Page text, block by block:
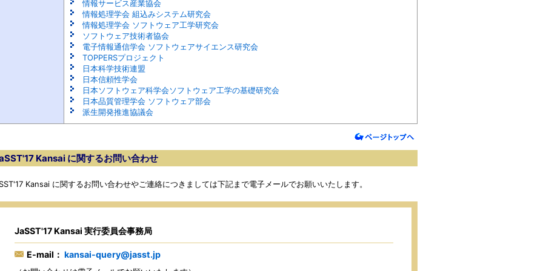
情報サービス産業協会
情報処理学会 組込みシステム研究会
情報処理学会 ソフトウェア工学研究会
ソフトウェア技術者協会
電子情報通信学会 ソフトウェアサイエンス研究会
TOPPERSプロジェクト
日本科学技術連盟
日本信頼性学会
日本ソフトウェア科学会ソフトウェア工学の基礎研究会
日本品質管理学会 ソフトウェア部会
派生開発推進協議会
Kansai に関するお問い合わせ
Kansai に関するお問い合わせやご連絡につきましては下記まで電子メールでお願いいたします。
JaSST'17 Kansai 実行委員会事務局
E-mail： kansai-query@jasst.jp